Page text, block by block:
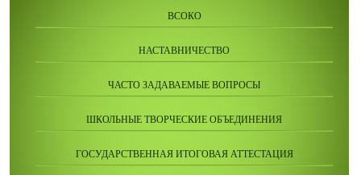
ВСОКО
НАСТАВНИЧЕСТВО
ЧАСТО ЗАДАВАЕМЫЕ ВОПРОСЫ
ШКОЛЬНЫЕ ТВОРЧЕСКИЕ ОБЪЕДИНЕНИЯ
ГОСУДАРСТВЕННАЯ ИТОГОВАЯ АТТЕСТАЦИЯ